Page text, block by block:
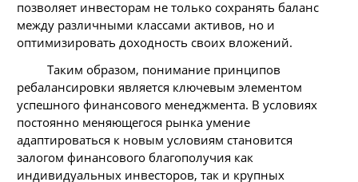
позволяет инвесторам не только сохранять баланс
между различными классами активов, но и
оптимизировать доходность своих вложений.
Таким образом, понимание принципов
ребалансировки является ключевым элементом
успешного финансового менеджмента. В условиях
постоянно меняющегося рынка умение
адаптироваться к новым условиям становится
залогом финансового благополучия как
индивидуальных инвесторов, так и крупных